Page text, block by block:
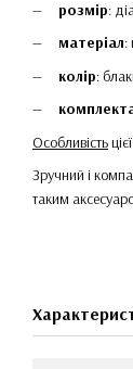
розмір:
матеріал:
колір:
Особливість
Зручний і
таким